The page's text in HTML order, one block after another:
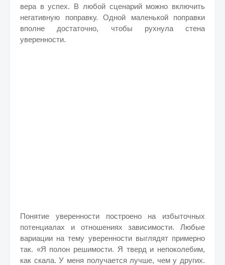
вера в успех. В любой сценарий можно включить
негативную поправку. Одной маленькой поправки
вполне достаточно, чтобы рухнула стена
уверенности.
Понятие уверенности построено на избыточных
потенциалах и отношениях зависимости. Любые
вариации на тему уверенности выглядят примерно
так. «Я полон решимости. Я тверд и непоколебим,
как скала. У меня получается лучше, чем у других.